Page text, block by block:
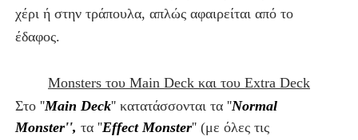
χέρι ή στην τράπουλα, απλώς αφαιρείται από το
έδαφος.
Monsters του Main Deck και του Extra Deck
Στο ''Main Deck'' κατατάσσονται τα ''Normal
Monster'', τα ''Effect Monster'' (με όλες τις